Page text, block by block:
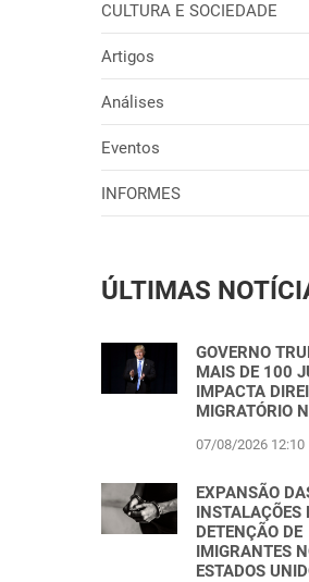
CULTURA E SOCIEDADE
Artigos
Análises
Eventos
INFORMES
ÚLTIMAS
GOVERNO
MAIS DE 100
IMPACTA
MIGRATÓRIO
07/08/2026 12:10
EXPANSÃO
INSTALAÇÕES
DETENÇÃO DE
IMIGRANTES
ESTADOS